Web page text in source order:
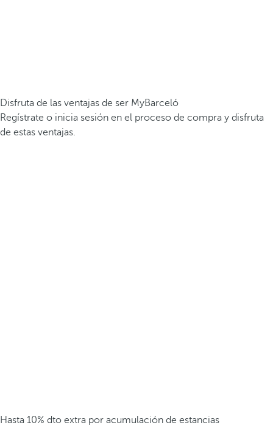
Disfruta de las ventajas de ser MyBarceló
Regístrate o inicia sesión en el proceso de compra y disfruta
de estas ventajas.
Hasta 10% dto extra por acumulación de estancias